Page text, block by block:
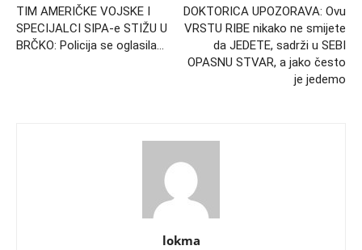
TIM AMERIČKE VOJSKE I
SPECIJALCI SIPA-e STIŽU U
BRČKO: Policija se oglasila…
DOKTORICA UPOZORAVA: Ovu
VRSTU RIBE nikako ne smijete
da JEDETE, sadrži u SEBI
OPASNU STVAR, a jako često
je jedemo
lokma